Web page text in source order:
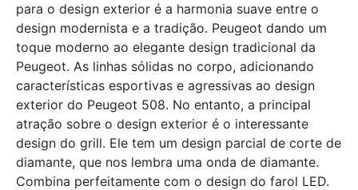
para o design exterior é a harmonia suave entre o
design modernista e a tradição. Peugeot dando um
toque moderno ao elegante design tradicional da
Peugeot. As linhas sólidas no corpo, adicionando
características esportivas e agressivas ao design
exterior do Peugeot 508. No entanto, a principal
atração sobre o design exterior é o interessante
design do grill. Ele tem um design parcial de corte de
diamante, que nos lembra uma onda de diamante.
Combina perfeitamente com o design do farol LED.